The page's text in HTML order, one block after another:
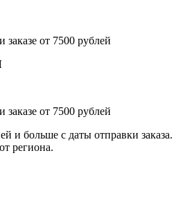
заказе от 7500 рублей
заказе от 7500 рублей
и больше с даты отправки заказа.
региона.